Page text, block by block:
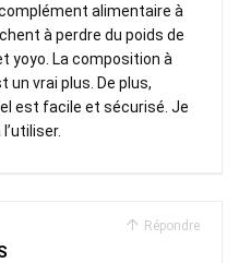
alimentaire à
à perdre du poids de
yoyo. La composition à
un vrai plus. De plus,
est facile et sécurisé. Je
Répondre